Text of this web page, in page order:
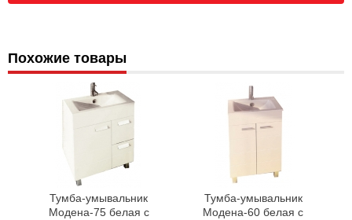
Похожие товары
Тумба-умывальник
Модена-75 белая с
Тумба-умывальник
Модена-60 белая с